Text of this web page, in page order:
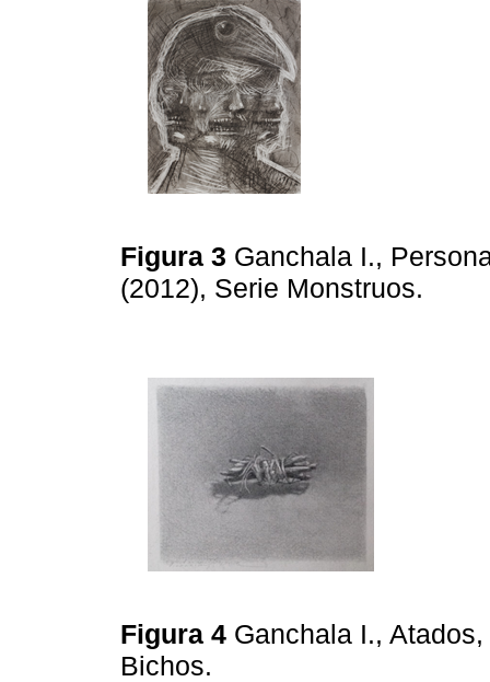
Figura 3 Ganchala I.,
(2012), Serie Monstruos.
Figura 4 Ganchala I.,
Bichos.